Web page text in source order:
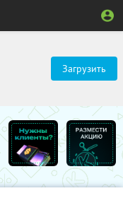
Загрузить